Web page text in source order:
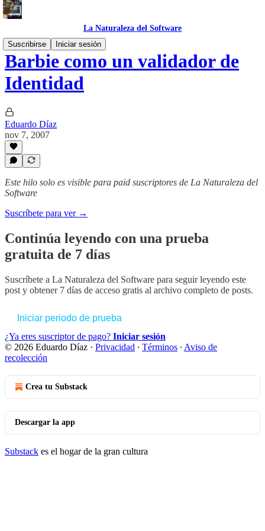
La Naturaleza del Software
Suscribirse
Iniciar sesión
Barbie como un validador de
Identidad
Eduardo Díaz
nov 7, 2007
Este hilo solo es visible para paid suscriptores de La Naturaleza del
Software
Suscríbete para ver →
Continúa leyendo con una prueba
gratuita de 7 días
Suscríbete a La Naturaleza del Software para seguir leyendo este
post y obtener 7 días de acceso gratis al archivo completo de posts.
Iniciar periodo de prueba
¿Ya eres suscriptor de pago? Iniciar sesión
© 2026 Eduardo Díaz · Privacidad ∙ Términos ∙ Aviso de
recolección
Crea tu Substack
Descargar la app
Substack es el hogar de la gran cultura